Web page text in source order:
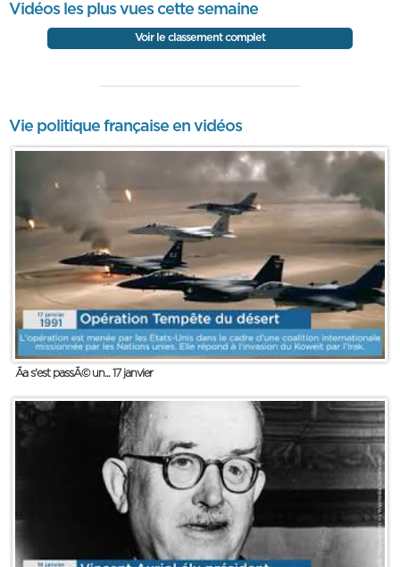
Vidéos les plus vues cette semaine
Voir le classement complet
Vie politique française en vidéos
Ãa s'est passÃ© un... 17 janvier